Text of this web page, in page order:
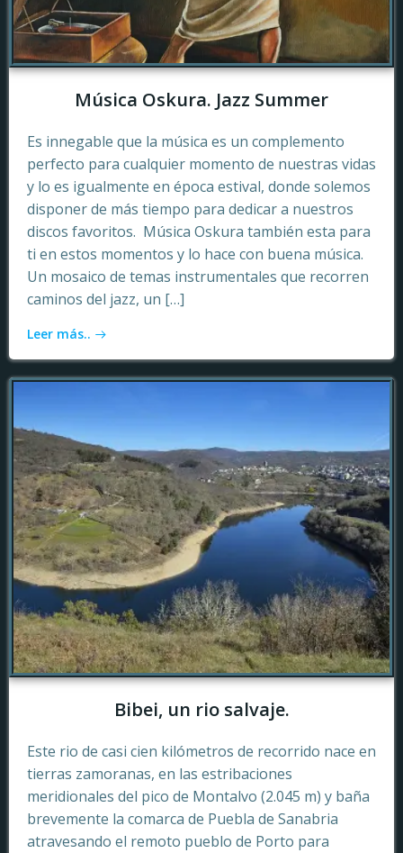
Música Oskura. Jazz Summer
Es innegable que la música es un complemento
perfecto para cualquier momento de nuestras vidas
y lo es igualmente en época estival, donde solemos
disponer de más tiempo para dedicar a nuestros
discos favoritos. Música Oskura también esta para
ti en estos momentos y lo hace con buena música.
Un mosaico de temas instrumentales que recorren
caminos del jazz, un […]
Leer más..
Bibei, un rio salvaje.
Este rio de casi cien kilómetros de recorrido nace en
tierras zamoranas, en las estribaciones
meridionales del pico de Montalvo (2.045 m) y baña
brevemente la comarca de Puebla de Sanabria
atravesando el remoto pueblo de Porto para